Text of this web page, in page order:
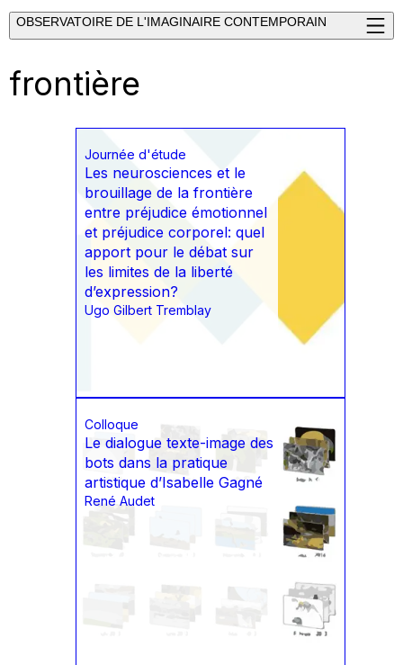
OBSERVATOIRE DE L'IMAGINAIRE CONTEMPORAIN
frontière
Journée d'étude
Les neurosciences et le
brouillage de la frontière
entre préjudice émotionnel
et préjudice corporel: quel
apport pour le débat sur
les limites de la liberté
d’expression?
Ugo Gilbert Tremblay
Colloque
Le dialogue texte-image des
bots dans la pratique
artistique d’Isabelle Gagné
René Audet